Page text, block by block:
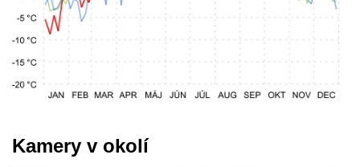
Kamery v okolí